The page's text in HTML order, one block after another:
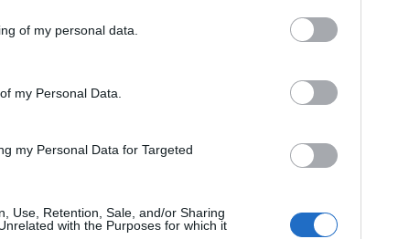
of my personal data.
my Personal Data.
my Personal Data for Targeted
Use, Retention, Sale, and/or Sharing
with the Purposes for which it
Οι άνθρωποι,
το
πολιτισμός
ΌΣΑ
ΓΙΑ ΤΟ